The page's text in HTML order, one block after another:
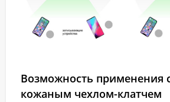
Возможность
кожаным чехлом-клатчем